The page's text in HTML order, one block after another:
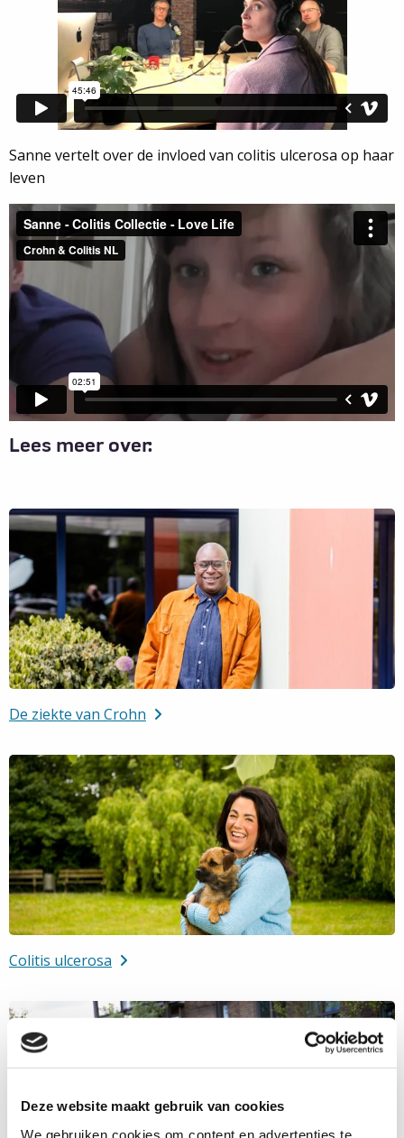
Deze website maakt gebruik van cookies
We gebruiken cookies om content en advertenties te
Sanne vertelt over de invloed van colitis ulcerosa op haar
leven
Lees meer over:
De ziekte van Crohn
meer
over
De
ziekte
van
Crohn
Colitis ulcerosa
meer
over
Colitis
ulcerosa